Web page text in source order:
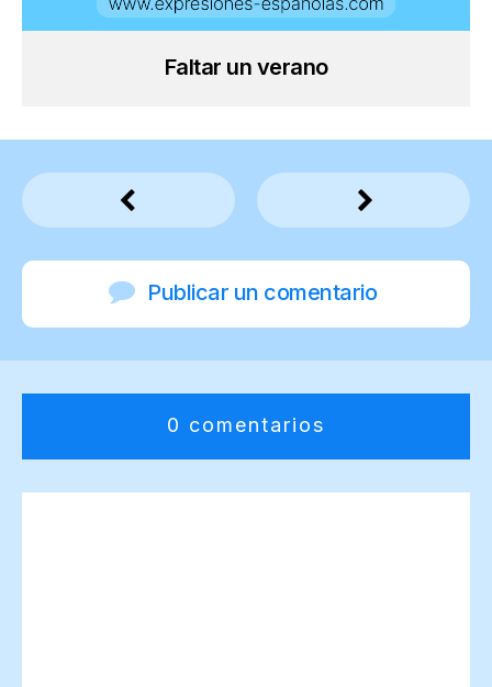
Faltar un verano
Publicar un comentario
0 comentarios